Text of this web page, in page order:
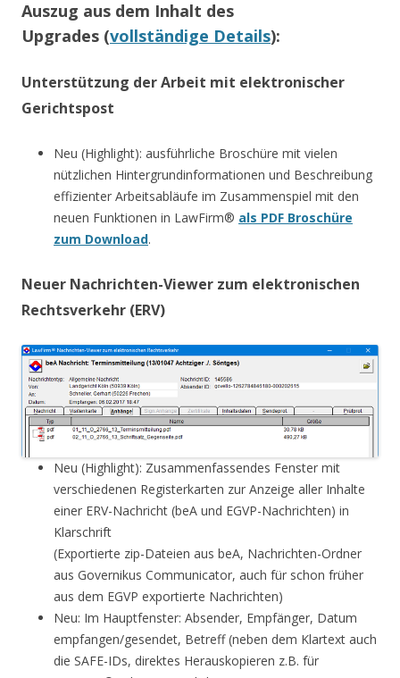
Auszug aus dem Inhalt des
Upgrades (vollständige Details):
Unterstützung der Arbeit mit elektronischer
Gerichtspost
Neu (Highlight): ausführliche Broschüre mit vielen
nützlichen Hintergrundinformationen und Beschreibung
effizienter Arbeitsabläufe im Zusammenspiel mit den
neuen Funktionen in LawFirm® als PDF Broschüre
zum Download.
Neuer Nachrichten-Viewer zum elektronischen
Rechtsverkehr (ERV)
Neu (Highlight): Zusammenfassendes Fenster mit
verschiedenen Registerkarten zur Anzeige aller Inhalte
einer ERV-Nachricht (beA und EGVP-Nachrichten) in
Klarschrift
(Exportierte zip-Dateien aus beA, Nachrichten-Ordner
aus Governikus Communicator, auch für schon früher
aus dem EGVP exportierte Nachrichten)
Neu: Im Hauptfenster: Absender, Empfänger, Datum
empfangen/gesendet, Betreff (neben dem Klartext auch
die SAFE-IDs, direktes Herauskopieren z.B. für